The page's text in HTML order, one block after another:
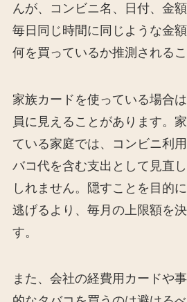
んが、コンビニ名、日付、金
毎日同じ時間に同じような金
何を買っているか推測されるこ
家族カードを使っている場合
員に見えることがあります。
ている家庭では、コンビニ利
バコ代を含む支出として見直
しれません。隠すことを目的
逃げるより、毎月の上限額を
す。
また、会社の経費用カードや